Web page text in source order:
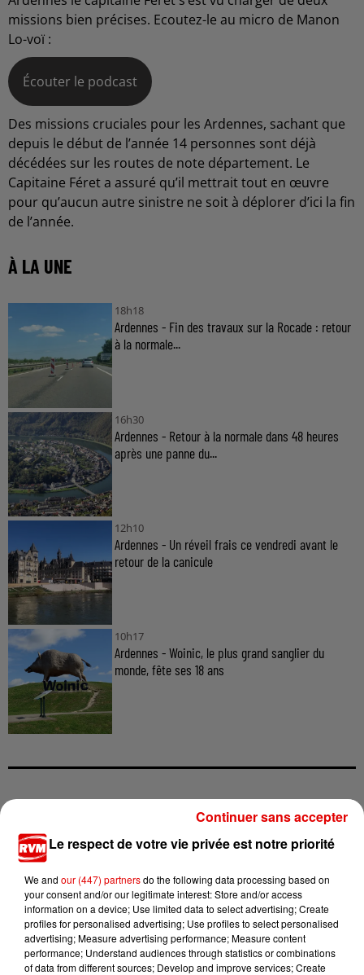
missions bien précises. Ecoutez-le au micro de Manon
Lo-voï :
Écouter le podcast
Des missions cruciales pour les Ardennes, sachant que
depuis le début de l’année 14 personnes sont déjà
décédées sur les routes de note département. Le
Capitaine Féret a assuré qu’il mettrait tout en œuvre
pour qu’aucun autre sinistre ne soit à déplorer d’ici la fin
de l’année.
À LA UNE
18h18
Ardennes - Fin des travaux sur la Rocade : retour
à la normale...
16h30
Ardennes - Retour à la normale dans 48 heures
après une panne du...
12h10
Ardennes - Un réveil frais ce vendredi avant le
retour de la canicule
10h17
Ardennes - Woinic, le plus grand sanglier du
monde, fête ses 18 ans
Le respect de votre vie privée est notre priorité
We and our (447) partnersdo the following data processing based on
your consent and/or our legitimate interest: Store and/or access
information on a device; Use limited data to select advertising; Create
profiles for personalised advertising; Use profiles to select personalised
advertising; Measure advertising performance; Measure content
performance; Understand audiences through statistics or combinations
of data from different sources; Develop and improve services; Create
Continuer sans accepter